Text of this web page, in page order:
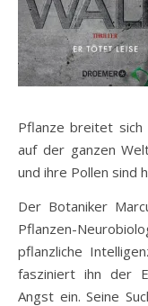
Pflanze breitet
auf der ganzen
und ihre Pollen sind
Der Botaniker
Pflanzen-
pflanzliche
fasziniert ihn der
Angst ein. Seine